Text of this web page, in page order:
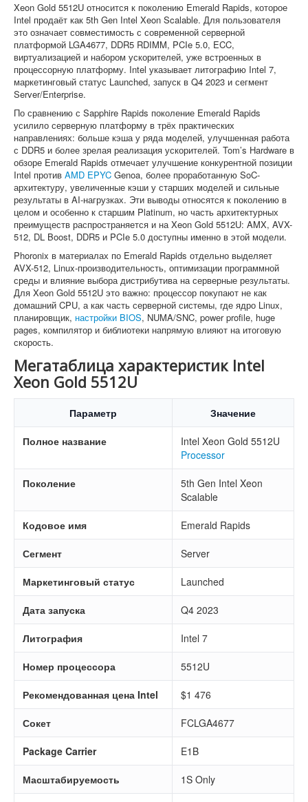
Xeon Gold 5512U относится к поколению Emerald Rapids, которое
Intel продаёт как 5th Gen Intel Xeon Scalable. Для пользователя
это означает совместимость с современной серверной
платформой LGA4677, DDR5 RDIMM, PCIe 5.0, ECC,
виртуализацией и набором ускорителей, уже встроенных в
процессорную платформу. Intel указывает литографию Intel 7,
маркетинговый статус Launched, запуск в Q4 2023 и сегмент
Server/Enterprise.
По сравнению с Sapphire Rapids поколение Emerald Rapids
усилило серверную платформу в трёх практических
направлениях: больше кэша у ряда моделей, улучшенная работа
с DDR5 и более зрелая реализация ускорителей. Tom’s Hardware в
обзоре Emerald Rapids отмечает улучшение конкурентной позиции
Intel против AMD EPYC Genoa, более проработанную SoC-
архитектуру, увеличенные кэши у старших моделей и сильные
результаты в AI-нагрузках. Эти выводы относятся к поколению в
целом и особенно к старшим Platinum, но часть архитектурных
преимуществ распространяется и на Xeon Gold 5512U: AMX, AVX-
512, DL Boost, DDR5 и PCIe 5.0 доступны именно в этой модели.
Phoronix в материалах по Emerald Rapids отдельно выделяет
AVX-512, Linux-производительность, оптимизации программной
среды и влияние выбора дистрибутива на серверные результаты.
Для Xeon Gold 5512U это важно: процессор покупают не как
домашний CPU, а как часть серверной системы, где ядро Linux,
планировщик, настройки BIOS, NUMA/SNC, power profile, huge
pages, компилятор и библиотеки напрямую влияют на итоговую
скорость.
Мегатаблица характеристик Intel
Xeon Gold 5512U
Параметр Значение
Полное название
Intel Xeon Gold 5512U
Processor
Поколение
5th Gen Intel Xeon
Scalable
Кодовое имя Emerald Rapids
Сегмент Server
Маркетинговый статус Launched
Дата запуска Q4 2023
Литография Intel 7
Номер процессора 5512U
Рекомендованная цена Intel $1 476
Сокет FCLGA4677
Package Carrier E1B
Масштабируемость 1S Only